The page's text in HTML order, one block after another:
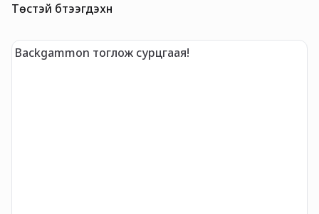
Төстэй бүтээгдэхүүн
Backgammon тоглож сурцгаая!